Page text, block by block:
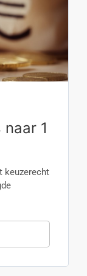
1
keuzerecht